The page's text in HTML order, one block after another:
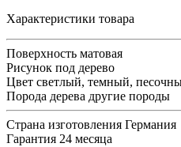
Характеристики товара
Поверхность матовая
Рисунок под дерево
Цвет светлый, темный,
Порода дерева другие породы
Страна изготовления Германия
Гарантия 24 месяца